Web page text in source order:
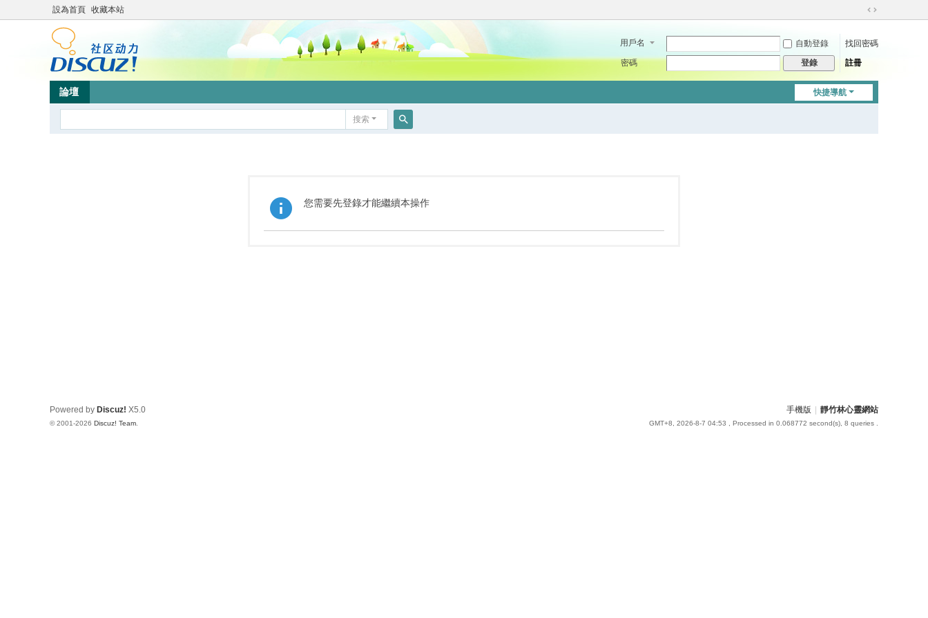
設為首頁 收藏本站
切
到
用戶名 自動登錄
找回密碼
密碼
登錄 註冊
快捷導航
論壇
搜索
您需要先登錄才能繼續本操作
手機版 靜竹林心靈網站
GMT+8, 2026-8-7 04:53 , Processed in 0.068772 second(s), 8 queries .
Powered by Discuz! X5.0
© 2001-2026 Discuz! Team